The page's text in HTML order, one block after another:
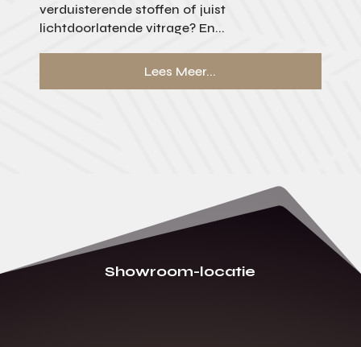
verduisterende stoffen of juist
lichtdoorlatende vitrage? En...
Lees Meer...
Showroom-locatie